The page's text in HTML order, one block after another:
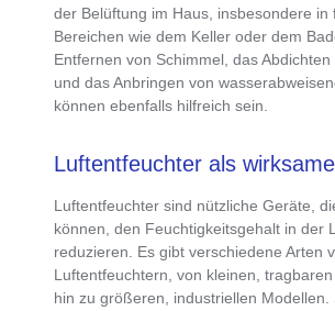
der Belüftung im Haus, insbesondere in
Bereichen wie dem Keller oder dem
Entfernen von Schimmel, das Abdichten
und das Anbringen von
können ebenfalls hilfreich sein.
Luftentfeuchter als
Luftentfeuchter sind nützliche Geräte,
können, den Feuchtigkeitsgehalt in der
reduzieren. Es gibt verschiedene Arten
Luftentfeuchtern, von kleinen,
hin zu größeren, industriellen Modellen.